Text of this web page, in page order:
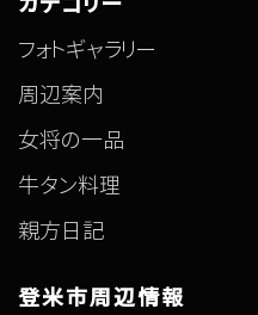
フォトギャラリー
周辺案内
女将の一品
牛タン料理
親方日記
登米市周辺情報